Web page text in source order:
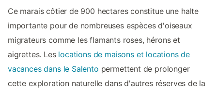
Ce marais côtier de 900 hectares constitue une halte
importante pour de nombreuses espèces d'oiseaux
migrateurs comme les flamants roses, hérons et
aigrettes. Les locations de maisons et locations de
vacances dans le Salento permettent de prolonger
cette exploration naturelle dans d'autres réserves de la